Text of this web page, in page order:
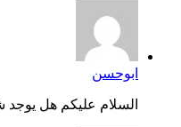
ابوحسن
السلام عليكم هل